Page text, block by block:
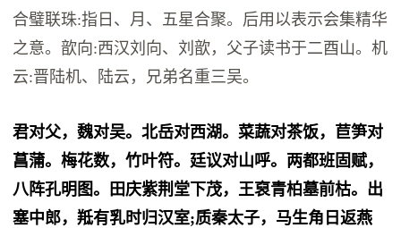
合璧联珠:指日、月、五星合聚。后用以表示会集精华
之意。歆向:西汉刘向、刘歆，父子读书于二酉山。机
云:晋陆机、陆云，兄弟名重三吴。
君对父，魏对吴。北岳对西湖。菜蔬对茶饭，苣笋对
菖蒲。梅花数，竹叶符。廷议对山呼。两都班固赋，
八阵孔明图。田庆紫荆堂下茂，王裒青柏墓前枯。出
塞中郎，羝有乳时归汉室;质秦太子，马生角日返燕